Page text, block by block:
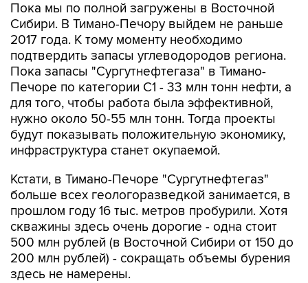
Пока мы по полной загружены в Восточной
Сибири. В Тимано-Печору выйдем не раньше
2017 года. К тому моменту необходимо
подтвердить запасы углеводородов региона.
Пока запасы "Сургутнефтегаза" в Тимано-
Печоре по категории С1 - 33 млн тонн нефти, а
для того, чтобы работа была эффективной,
нужно около 50-55 млн тонн. Тогда проекты
будут показывать положительную экономику,
инфраструктура станет окупаемой.
Кстати, в Тимано-Печоре "Сургутнефтегаз"
больше всех геологоразведкой занимается, в
прошлом году 16 тыс. метров пробурили. Хотя
скважины здесь очень дорогие - одна стоит
500 млн рублей (в Восточной Сибири от 150 до
200 млн рублей) - сокращать объемы бурения
здесь не намерены.